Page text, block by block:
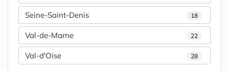
Seine-Saint-Denis 18
Val-de-Marne 22
Val-d'Oise 28